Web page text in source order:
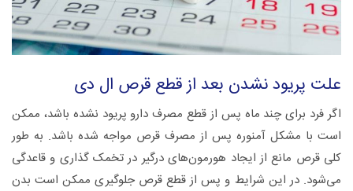
علت پریود نشدن بعد از قطع قرص ال دی
اگر فرد برای چند ماه پس از قطع مصرف دارو پریود نشده باشد، ممکن
است با مشکل آمنوره پس از مصرف قرص مواجه شده باشد. به طور
کلی قرص مانع از ایجاد هورمون‌های درگیر در تخمک گذاری و قاعدگی
می‌شود. در این شرایط و پس از قطع قرص جلوگیری ممکن است بدن